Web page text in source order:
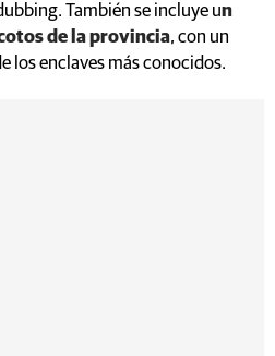
También se incluye un
de la provincia, con un
los enclaves más conocidos.